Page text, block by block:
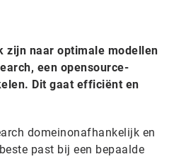
zijn naar optimale modellen
een opensource-
Dit gaat efficiënt en
domeinonafhankelijk en
past bij een bepaalde